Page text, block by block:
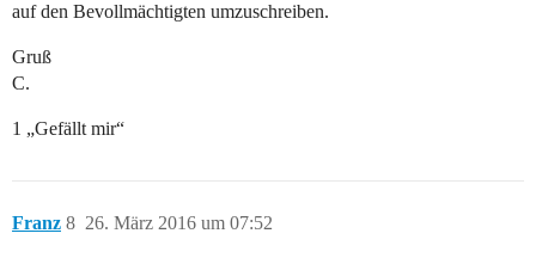
auf den Bevollmächtigten umzuschreiben.
Gruß
C.
1 „Gefällt mir“
Franz 26. März 2016 um 07:52
8